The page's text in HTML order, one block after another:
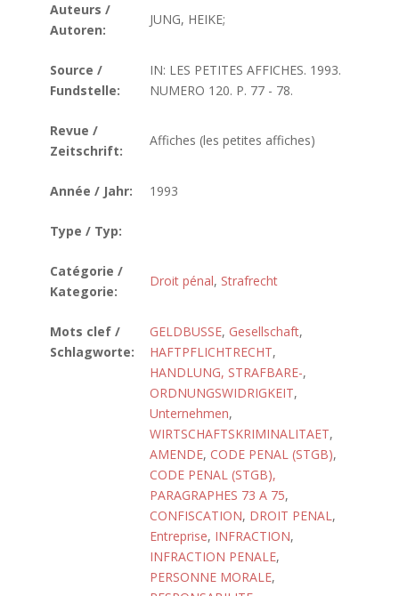
Auteurs /
Autoren:
JUNG, HEIKE;
Source /
Fundstelle:
IN: LES PETITES AFFICHES. 1993.
NUMERO 120. P. 77 - 78.
Revue /
Zeitschrift:
Affiches (les petites affiches)
Année / Jahr: 1993
Type / Typ:
Catégorie /
Kategorie:
Droit pénal, Strafrecht
Mots clef /
Schlagworte:
GELDBUSSE, Gesellschaft,
HAFTPFLICHTRECHT,
HANDLUNG, STRAFBARE-,
ORDNUNGSWIDRIGKEIT,
Unternehmen,
WIRTSCHAFTSKRIMINALITAET,
AMENDE, CODE PENAL (STGB),
CODE PENAL (STGB),
PARAGRAPHES 73 A 75,
CONFISCATION, DROIT PENAL,
Entreprise, INFRACTION,
INFRACTION PENALE,
PERSONNE MORALE,